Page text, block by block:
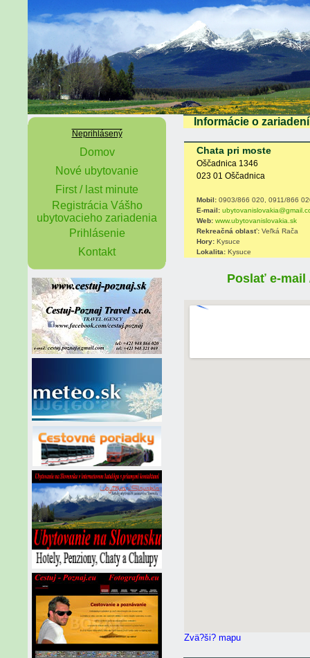
Neprihlásený
Domov
Nové ubytovanie
First / last minute
Registrácia Vášho
ubytovacieho zariadenia
Prihlásenie
Kontakt
Informácie o
Chata pri moste
Oščadnica 1346
023 01 Oščadnica
Mobil: 0903/866 020, 0911/866
E-mail:
Web: www.ubytovanislovakia.sk
Rekreačná oblasť: Veľká Rača
Hory: Kysuce
Lokalita: Kysuce
Poslať e-mail
Zvä?ši? mapu